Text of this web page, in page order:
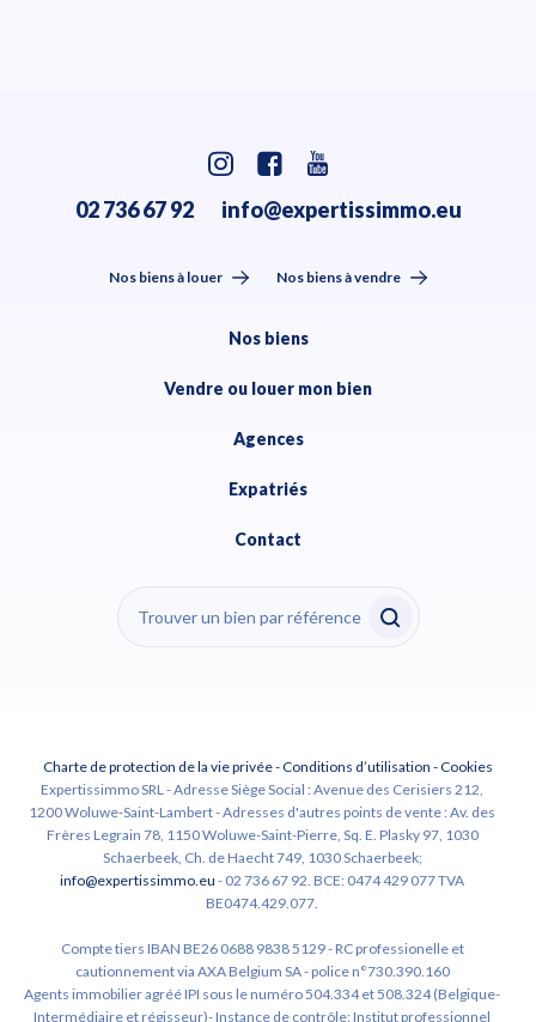
02 736 67 92 info@expertissimmo.eu
Nos biens à louer Nos biens à vendre
Nos biens
Vendre ou louer mon bien
Agences
Expatriés
Contact
Charte de protection de la vie privée-Conditions d’utilisation -Cookies
Expertissimmo SRL - Adresse Siège Social : Avenue des Cerisiers 212,
1200 Woluwe-Saint-Lambert - Adresses d'autres points de vente : Av. des
Frères Legrain 78, 1150 Woluwe-Saint-Pierre, Sq. E. Plasky 97, 1030
Schaerbeek, Ch. de Haecht 749, 1030 Schaerbeek;
info@expertissimmo.eu - 02 736 67 92. BCE: 0474 429 077 TVA
BE0474.429.077.
Compte tiers IBAN BE26 0688 9838 5129 - RC professionelle et
cautionnement via AXA Belgium SA - police n°730.390.160
Agents immobilier agréé IPI sous le numéro 504.334 et 508.324 (Belgique-
Intermédiaire et régisseur)- Instance de contrôle: Institut professionnel